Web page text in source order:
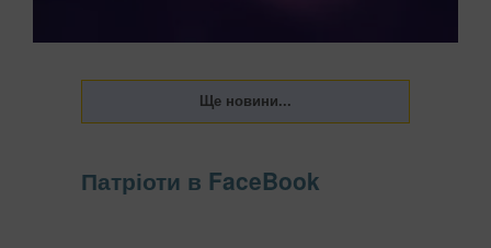
аналізу того, як наш мозок сприймає навколишній світ та
обробляє інформацію. Перший об'єкт, який ви помічаєте
Патріоти в FaceBook